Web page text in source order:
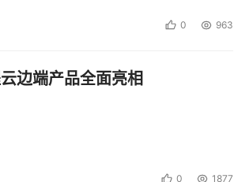
站运营效率低下等问题，华为云与青海
经验，也在千行百业中结出了不同的果
0 963
边端产品全面亮相
0 1877